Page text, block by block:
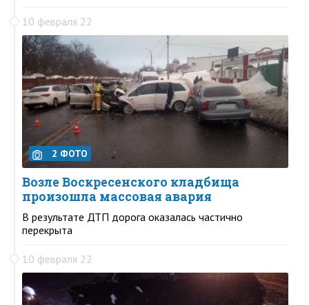
10 февраля 22
2 ФОТО
Возле Воскресенского кладбища
произошла массовая авария
В результате ДТП дорога оказалась частично
перекрыта
10 февраля 22